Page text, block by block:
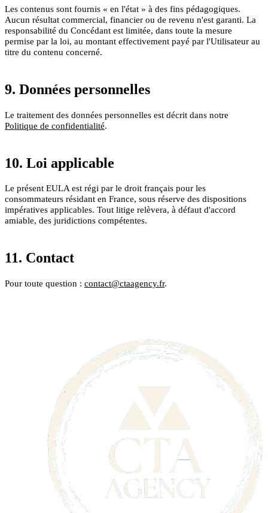
Les contenus sont fournis « en l'état » à des fins pédagogiques.
Aucun résultat commercial, financier ou de revenu n'est garanti. La
responsabilité du Concédant est limitée, dans toute la mesure
permise par la loi, au montant effectivement payé par l'Utilisateur au
titre du contenu concerné.
9. Données personnelles
Le traitement des données personnelles est décrit dans notre
Politique de confidentialité.
10. Loi applicable
Le présent EULA est régi par le droit français pour les
consommateurs résidant en France, sous réserve des dispositions
impératives applicables. Tout litige relèvera, à défaut d'accord
amiable, des juridictions compétentes.
11. Contact
Pour toute question : contact@ctaagency.fr.